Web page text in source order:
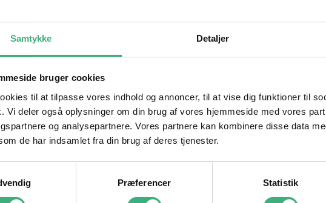
Samtykke Detaljer
bruger cookies
til at tilpasse vores indhold og annoncer, til at vise dig funktioner til
Vi deler også oplysninger om din brug af vores hjemmeside med vores
og analysepartnere. Vores partnere kan kombinere disse data
de har indsamlet fra din brug af deres tjenester.
Præferencer Statistik
kan skrive en anmeldelse.